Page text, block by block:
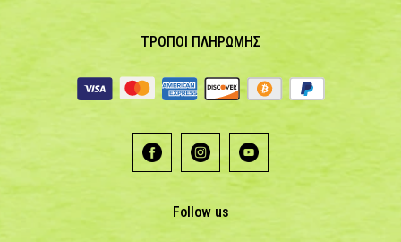
ΤΡΟΠΟΙ ΠΛΗΡΩΜΗΣ
Follow us